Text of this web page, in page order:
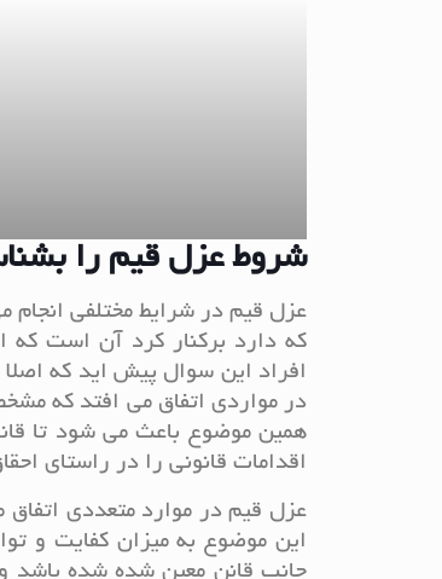
شروط عزل قیم را
عزل قیم در شرایط مختلفی
که دارد برکنار کرد آن است که
افراد این سوال پیش اید که
در مواردی اتفاق می افتد که
همین موضوع باعث می شود تا
اقدامات قانونی را در راستای
عزل قیم در موارد متعددی
این موضوع به میزان کفایت و
جانب قانن معین شده شده باشد